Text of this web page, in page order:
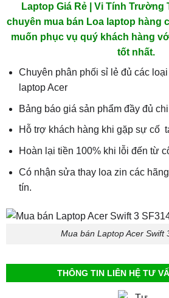
Laptop Giá Rẻ | Vi Tính
chuyên mua bán Loa laptop hàng
muốn phục vụ quý khách hàng
tốt nhất.
Chuyên phân phối sỉ lẻ đủ các
laptop Acer
Bảng báo giá sản phẩm đầy đủ
Hỗ trợ khách hàng khi gặp sự cố
Hoàn lại tiền 100% khi lỗi đến từ
Có nhận sửa thay loa zin các
tín.
Mua bán Laptop Acer Swift
THÔNG TIN LIÊN HỆ TƯ